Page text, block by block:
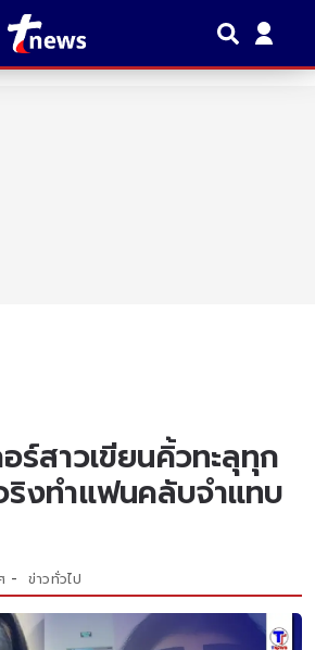
ร์สาวเขียนคิ้วทะลุทุก
ริงทำแฟนคลับจำแทบ
ข่าวทั่วไป